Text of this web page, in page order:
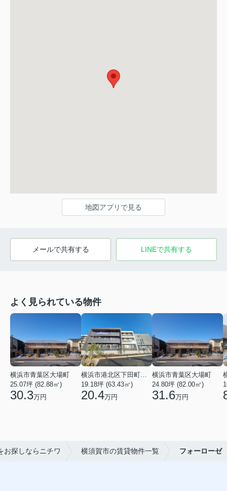
地図アプリで見る
メールで共有する LINEで共有する
よく見られている物件
横浜市青葉区大場町
25.07坪 (82.88㎡)
30.3万円
19.18坪 (63.43㎡)
20.4万円
横浜市青葉区大場町
24.80坪 (82.00㎡)
31.6万円
お探しならニチワ 横須賀市の賃貸物件一覧 フォーローゼ